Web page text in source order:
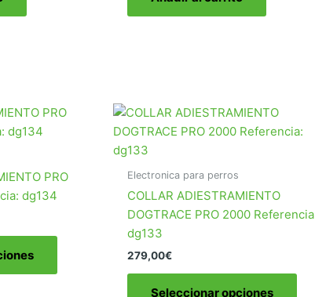
PRO
dg134
Este
tiene
Electronica para perros
COLLAR ADIESTRAMIENTO
DOGTRACE PRO 2000
dg133
279,00€
Seleccionar opciones
Este